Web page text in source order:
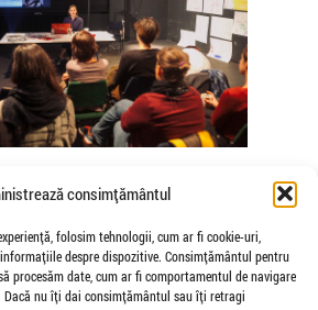
consimțământul
folosim tehnologii, cum ar fi cookie-uri,
despre dispozitive. Consimțământul pentru
procesăm date, cum ar fi comportamentul de navigare
Dacă nu îți dai consimțământul sau îți retragi
de coregrafele
și Valentina De Piante